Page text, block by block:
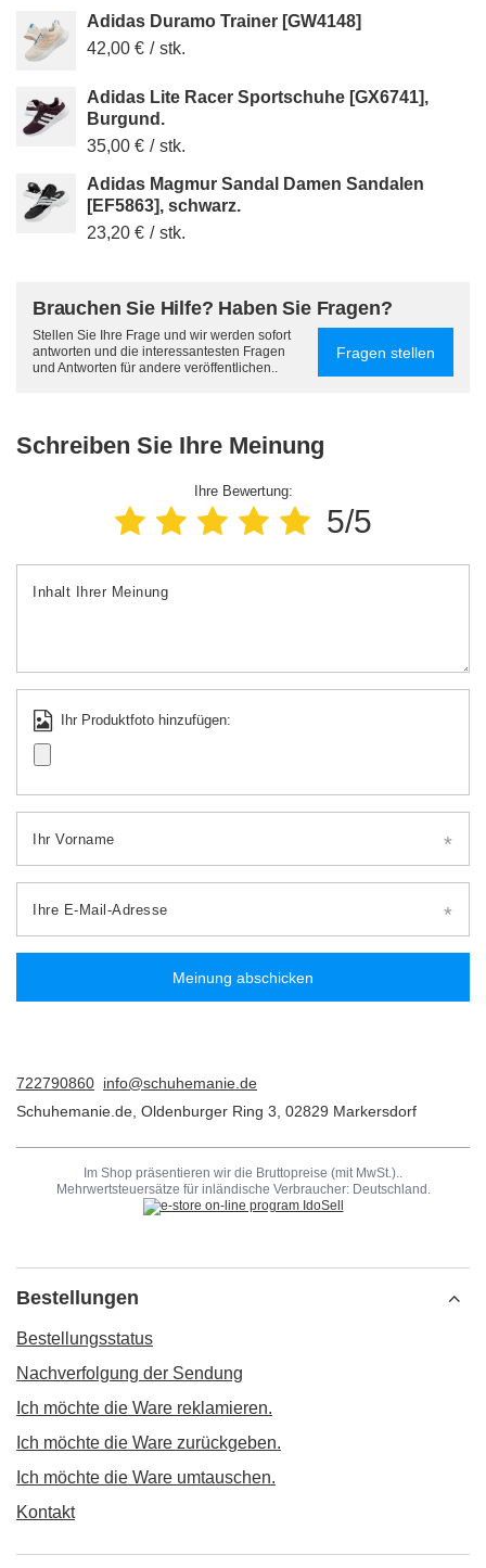
Adidas Duramo Trainer [GW4148]
42,00 € / stk.
Adidas Lite Racer Sportschuhe [GX6741],
Burgund.
35,00 € / stk.
Adidas Magmur Sandal Damen Sandalen
[EF5863], schwarz.
23,20 € / stk.
Brauchen Sie Hilfe? Haben Sie Fragen?
Stellen Sie Ihre Frage und wir werden sofort
antworten und die interessantesten Fragen
und Antworten für andere veröffentlichen..
Fragen stellen
Schreiben Sie Ihre Meinung
Ihre Bewertung:
5/5
Inhalt Ihrer Meinung
Ihr Produktfoto hinzufügen:
Ihr Vorname
Ihre E-Mail-Adresse
Meinung abschicken
722790860 info@schuhemanie.de
Schuhemanie.de Oldenburger Ring 3 02829 Markersdorf
Im Shop präsentieren wir die Bruttopreise (mit MwSt.)..
Mehrwertsteuersätze für inländische Verbraucher: Deutschland .
Bestellungen
Bestellungsstatus
Nachverfolgung der Sendung
Ich möchte die Ware reklamieren.
Ich möchte die Ware zurückgeben.
Ich möchte die Ware umtauschen.
Kontakt